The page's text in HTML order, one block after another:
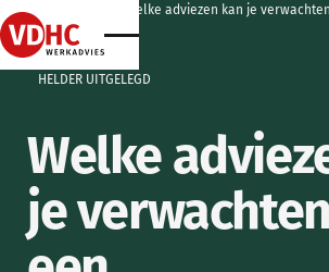
home
home home
HELDER UITGELEGD
Welke
je